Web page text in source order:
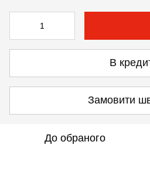
В
Замовити
До обраного